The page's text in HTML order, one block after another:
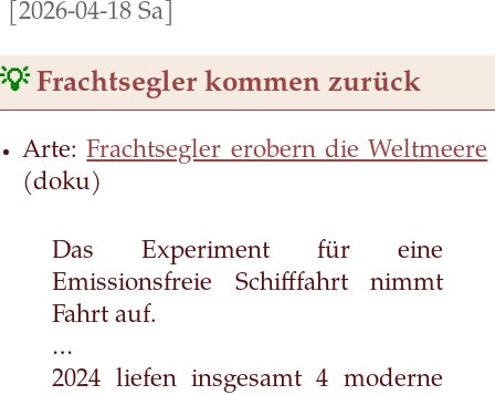
[2026-04-18 Sa]
💡Frachtsegler kommen zurück
Arte:Frachtsegler erobern die Weltmeere
(doku)
Das Experiment für eine
Emissionsfreie Schifffahrt nimmt
Fahrt auf.
…
2024 liefen insgesamt 4 moderne